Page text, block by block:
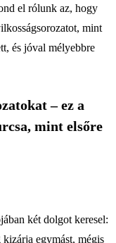
el rólunk az, hogy
mint
és jóval mélyebbre
– ez a
mint elsőre
két dolgot keresel:
egymást, mégis